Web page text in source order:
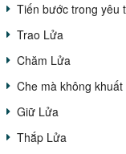
Tiến bước trong yêu
Trao Lửa
Chăm Lửa
Che mà không khuất
Giữ Lửa
Thắp Lửa